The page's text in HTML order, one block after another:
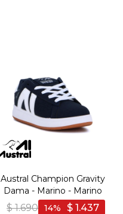
Austral Champion Gravity
Dama - Marino - Marino
$ 1.690 $ 1.437
14